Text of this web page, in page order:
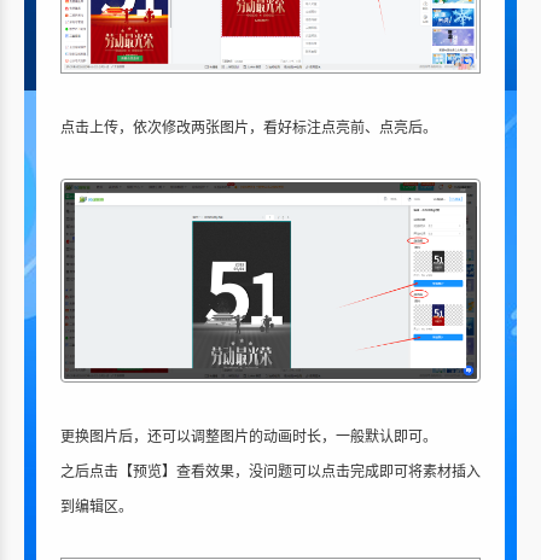
点击上传，依次修改两张图片，看好标注点亮前、点亮后。
更换图片后，还可以调整图片的动画时长，一般默认即可。
之后点击【预览】查看效果，没问题可以点击完成即可将素材插入
到编辑区。